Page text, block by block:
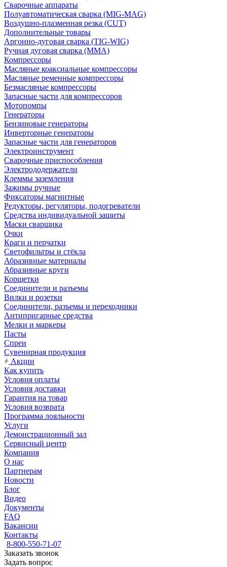
Сварочные аппараты
Полуавтоматическая сварка (MIG-MAG)
Воздушно-плазменная резка (CUT)
Дополнительные товары
Аргонно-дуговая сварка (TIG-WIG)
Ручная дуговая сварка (MMA)
Компрессоры
Масляные коаксиальные компрессоры
Масляные ременные компрессоры
Безмасляные компрессоры
Запасные части для компрессоров
Мотопомпы
Генераторы
Бензиновые генераторы
Инверторные генераторы
Запасные части для генераторов
Электроинструмент
Сварочные приспособления
Электрододержатели
Клеммы заземления
Зажимы ручные
Фиксаторы магнитные
Редукторы, регуляторы, подогреватели
Средства индивидуальной защиты
Маски сварщика
Очки
Краги и перчатки
Светофильтры и стёкла
Абразивные материалы
Абразивные круги
Корщетки
Соединители и разъемы
Вилки и розетки
Соединители, разъемы и переходники
Антипригарные средства
Мелки и маркеры
Пасты
Спреи
Сувенирная продукция
Акции
Как купить
Условия оплаты
Условия доставки
Гарантия на товар
Условия возврата
Программа лояльности
Услуги
Демонстрационный зал
Сервисный центр
Компания
О нас
Партнерам
Новости
Блог
Видео
Документы
FAQ
Вакансии
Контакты
8-800-550-71-07
Заказать звонок
Задать вопрос